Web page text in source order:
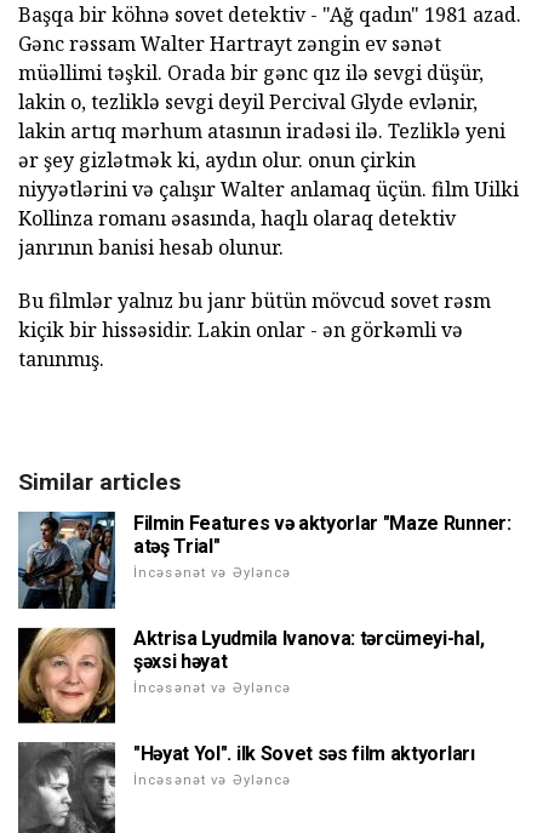
Başqa bir köhnə sovet detektiv - "Ağ qadın" 1981 azad.
Gənc rəssam Walter Hartrayt zəngin ev sənət
müəllimi təşkil. Orada bir gənc qız ilə sevgi düşür,
lakin o, tezliklə sevgi deyil Percival Glyde evlənir,
lakin artıq mərhum atasının iradəsi ilə. Tezliklə yeni
ər şey gizlətmək ki, aydın olur. onun çirkin
niyyətlərini və çalışır Walter anlamaq üçün. film Uilki
Kollinza romanı əsasında, haqlı olaraq detektiv
janrının banisi hesab olunur.
Bu filmlər yalnız bu janr bütün mövcud sovet rəsm
kiçik bir hissəsidir. Lakin onlar - ən görkəmli və
tanınmış.
Similar articles
Filmin Features və aktyorlar "Maze Runner:
atəş Trial"
İncəsənət və Əyləncə
Aktrisa Lyudmila Ivanova: tərcümeyi-hal,
şəxsi həyat
İncəsənət və Əyləncə
"Həyat Yol". ilk Sovet səs film aktyorları
İncəsənət və Əyləncə